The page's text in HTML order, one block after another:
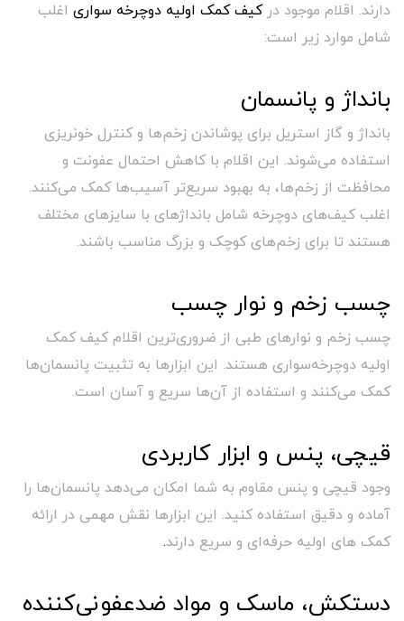
دارند. اقلام موجود در کیف کمک اولیه دوچرخه سواریاغلب
شامل موارد زیر است:
بانداژ و پانسمان
بانداژ و گاز استریل برای پوشاندن زخم‌ها و کنترل خونریزی
استفاده می‌شوند. این اقلام با کاهش احتمال عفونت و
محافظت از زخم‌ها، به بهبود سریع‌تر آسیب‌ها کمک می‌کنند.
اغلب کیف‌های دوچرخه شامل بانداژهای با سایزهای مختلف
هستند تا برای زخم‌های کوچک و بزرگ مناسب باشند.
چسب زخم و نوار چسب
چسب زخم و نوارهای طبی از ضروری‌ترین اقلام کیف کمک
اولیه دوچرخه‌سواری هستند. این ابزارها به تثبیت پانسمان‌ها
کمک می‌کنند و استفاده از آن‌ها سریع و آسان است.
قیچی، پنس و ابزار کاربردی
وجود قیچی و پنس مقاوم به شما امکان می‌دهد پانسمان‌ها را
آماده و دقیق استفاده کنید. این ابزارها نقش مهمی در ارائه
کمک های اولیه حرفه‌ای و سریع دارند.
دستکش، ماسک و مواد ضدعفونی‌کننده